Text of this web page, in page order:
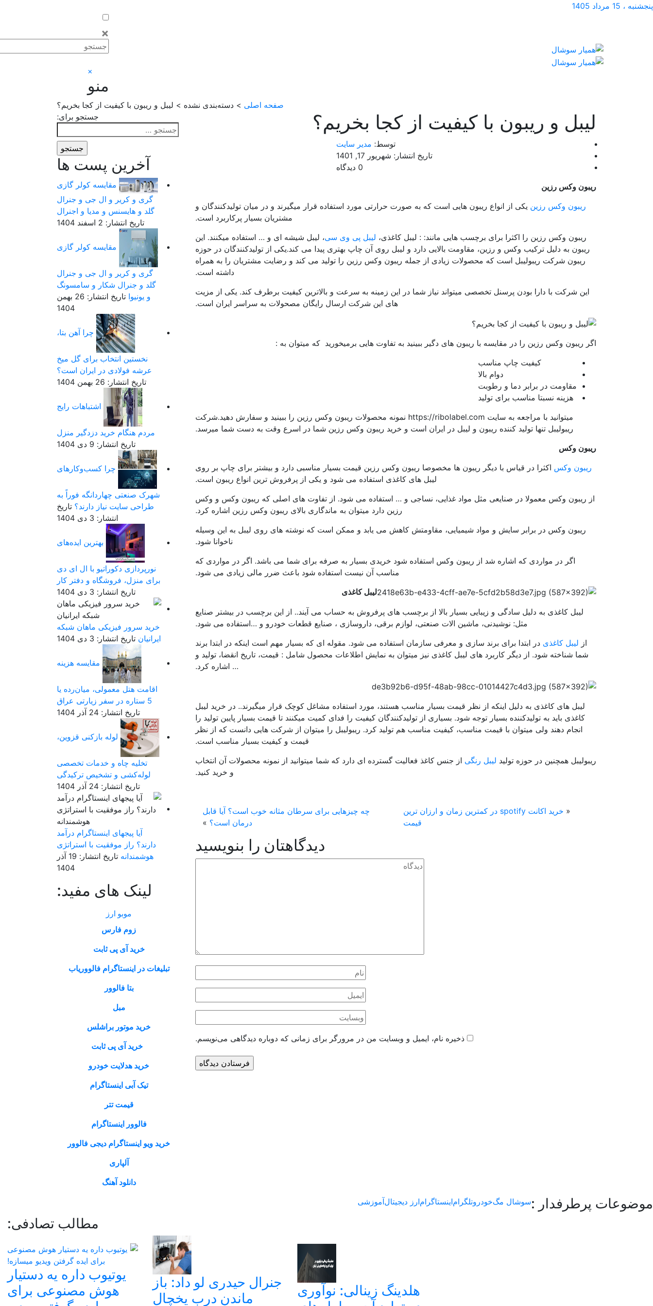
پنجشنبه ، 15 مرداد 1405
×
×
منو
صفحه اصلی > دسته‌بندی نشده > لیبل و ریبون با کیفیت از کجا بخریم؟
لیبل و ریبون با کیفیت از کجا بخریم؟
توسط: مدیر سایت
تاریخ انتشار: شهریور 17, 1401
0 دیدگاه
ریبون وکس رزین
ریبون وکس رزین یکی از انواع ریبون هایی است که به صورت حرارتی مورد استفاده قرار میگیرند و در میان تولیدکنندگان و
مشتریان بسیار پرکاربرد است.
ریبون وکس رزین را اکثرا برای برچسب هایی مانند: : لیبل کاغذی، لیبل پی وی سی، لیبل شیشه ای و … استفاده میکنند. این
ریبون به دلیل ترکیب وکس و رزین، مقاومت بالایی دارد و لیبل روی آن چاپ بهتری پیدا می کند.یکی از تولیدکنندگان در حوزه
ریبون شرکت ریبولیبل است که محصولات زیادی از جمله ریبون وکس رزین را تولید می کند و رضایت مشتریان را به همراه
داشته است.
این شرکت با دارا بودن پرسنل تخصصی میتواند نیاز شما در این زمینه به سرعت و بالاترین کیفیت برطرف کند. یکی از مزیت
های این شرکت ارسال رایگان مصحولات به سراسر ایران است.
اگر ریبون وکس رزین را در مقایسه با ریبون های دگیر ببینید به تفاوت هایی برمیخورید که میتوان به :
کیفیت چاپ مناسب
دوام بالا
مقاومت در برابر دما و رطوبت
هزینه نسبتا مناسب برای تولید
میتوانید با مراجعه به سایت https://ribolabel.com نمونه محصولات ریبون وکس رزین را ببینید و سفارش دهید.شرکت
ریبولیبل تنها تولید کننده ریبون و لیبل در ایران است و خرید ریبون وکس رزین شما در اسرع وقت به دست شما میرسد.
ریبون وکس
ریبون وکس اکثرا در قیاس با دیگر ریبون ها مخصوصا ریبون وکس رزین قیمت بسیار مناسبی دارد و بیشتر برای چاپ بر روی
لیبل های کاغذی استفاده می شود و یکی از پرفروش ترین انواع ریبون است.
از ریبون وکس معمولا در صنایعی مثل مواد غذایی، نساجی و … استفاده می شود. از تفاوت های اصلی که ریبون وکس و وکس
رزین دارد میتوان به ماندگاری بالای ریبون وکس رزین اشاره کرد.
ریبون وکس در برابر سایش و مواد شیمیایی، مقاومتش کاهش می یابد و ممکن است که نوشته های روی لیبل به این وسیله
ناخوانا شود.
اگر در مواردی که اشاره شد از ریبون وکس استفاده شود خریدی بسیار به صرفه برای شما می باشد. اگر در مواردی که
مناسب آن نیست استفاده شود باعث ضرر مالی زیادی می شود.
لیبل کاغذی
لیبل کاغذی به دلیل سادگی و زیبایی بسیار بالا از برچسب های پرفروش به حساب می آیند.. از این برچسب در بیشتر صنایع
مثل: نوشیدنی، ماشین الات صنعتی، لوازم برقی، داروسازی ، صنایع قطعات خودرو و …استفاده می شود.
از لیبل کاغذی در ابتدا برای برند سازی و معرفی سازمان استفاده می شود. مقوله ای که بسیار مهم است اینکه در ابتدا برند
شما شناخته شود. از دیگر کاربرد های لیبل کاغذی نیز میتوان به نمایش اطلاعات محصول شامل : قیمت، تاریخ انقضا، تولید و
… اشاره کرد.
لیبل های کاغذی به دلیل اینکه از نظر قیمت بسیار مناسب هستند، مورد استفاده مشاغل کوچک قرار میگیرند.. در خرید لیبل
کاغذی باید به تولیدکننده بسیار توجه شود. بسیاری از تولیدکنندگان کیفیت را فدای کمیت میکنند تا قیمت بسیار پایین تولید را
انجام دهند ولی میتوان با قیمت مناسب، کیفیت مناسب هم تولید کرد. ریبولیبل را میتوان از شرکت هایی دانست که از نظر
قیمت و کیفیت بسیار مناسب است.
ریبولیبل همچنین در حوزه تولید لیبل رنگی از جنس کاغذ فعالیت گسترده ای دارد که شما میتوانید از نمونه محصولات آن انتخاب
و خرید کنید.
«
خرید اکانت spotify در کمترین زمان و ارزان ترین
قیمت
چه چیزهایی برای سرطان مثانه خوب است؟ آیا قابل
درمان است؟ »
دیدگاهتان را بنویسید
ذخیره نام، ایمیل و وبسایت من در مرورگر برای زمانی که دوباره دیدگاهی می‌نویسم.
جستجو برای:
آخرین پست ها
مقایسه کولر گازی
گری و کریر و ال جی و جنرال
گلد و هایسنس و مدیا و اجنرال
تاریخ انتشار: 2 اسفند 1404
مقایسه کولر گازی
گری و کریر و ال جی و جنرال
گلد و جنرال شکار و سامسونگ
و یونیوا
تاریخ انتشار: 26 بهمن
1404
چرا آهن بتا،
نخستین انتخاب برای گل میخ
عرشه فولادی در ایران است؟
تاریخ انتشار: 26 بهمن 1404
اشتباهات رایج
مردم هنگام خرید دزدگیر منزل
تاریخ انتشار: 9 دی 1404
چرا کسب‌وکارهای
شهرک صنعتی چهاردانگه فوراً به
طراحی سایت نیاز دارند؟ تاریخ
انتشار: 3 دی 1404
بهترین ایده‌های
نورپردازی دکوراتیو با ال ای دی
برای منزل، فروشگاه و دفتر کار
تاریخ انتشار: 3 دی 1404
خرید سرور فیزیکی ماهان شبکه
ایرانیان تاریخ انتشار: 3 دی 1404
مقایسه هزینه
اقامت هتل معمولی، میان‌رده یا
5 ستاره در سفر زیارتی عراق
تاریخ انتشار: 24 آذر 1404
لوله بازکنی قزوین،
تخلیه چاه و خدمات تخصصی
لوله‌کشی و تشخیص ترکیدگی
تاریخ انتشار: 24 آذر 1404
آیا پیجهای اینستاگرام درآمد
دارند؟ راز موفقیت با استراتژی
هوشمندانه
تاریخ انتشار: 19 آذر
1404
لینک های مفید:
موبو ارز
زوم فارس
خرید آی پی ثابت
تبلیغات در اینستاگرام فالووریاب
بتا فالوور
مبل
خرید موتور براشلس
خرید آی پی ثابت
خرید هدلایت خودرو
تیک آبی اینستاگرام
قیمت تتر
فالوور اینستاگرام
خرید ویو اینستاگرام دیجی فالوور
آلپاری
دانلود آهنگ
موضوعات پرطرفدار :سوشال مگخودروتلگراماینستاگرامارز دیجیتالآموزشی
مطالب تصادفی:
هلدینگ زینالی: نوآوری
جنرال حیدری لو داد: باز
ماندن درب یخچال
یوتیوب داره یه دستیار
هوش مصنوعی برای